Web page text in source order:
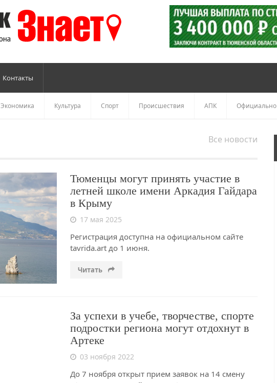
Контакты
Экономика Культура Спорт Происшествия АПК Официально
Все новости
Тюменцы могут принять участие в
летней школе имени Аркадия Гайдара
в Крыму
17 мая 2025
Регистрация доступна на официальном сайте
tavrida.art до 1 июня.
Читать
За успехи в учебе, творчестве, спорте
подростки региона могут отдохнут в
Артеке
03 ноября 2022
До 7 ноября открыт прием заявок на 14 смену